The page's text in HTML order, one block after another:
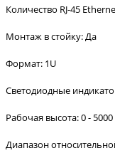
Количество RJ-45
Монтаж в стойку: Да
Формат: 1U
Светодиодные
Рабочая высота: 0 - 5000
Диапазон